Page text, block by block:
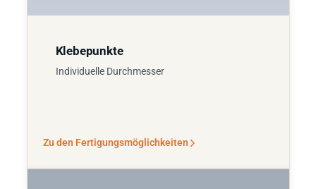
Klebepunkte
Individuelle Durchmesser
Zu den Fertigungsmöglichkeiten